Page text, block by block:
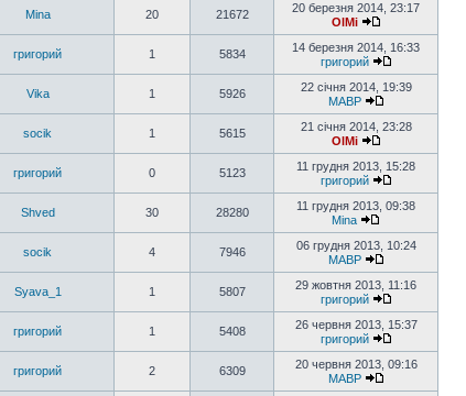
Mina 20 21672
20 березня 2014, 23:17
OlMi
григорий 1 5834
14 березня 2014, 16:33
григорий
Vika 1 5926
22 січня 2014, 19:39
MABP
socik 1 5615
21 січня 2014, 23:28
OlMi
григорий 0 5123
11 грудня 2013, 15:28
григорий
Shved 30 28280
11 грудня 2013, 09:38
Mina
socik 4 7946
06 грудня 2013, 10:24
MABP
Syava_1 1 5807
29 жовтня 2013, 11:16
григорий
григорий 1 5408
26 червня 2013, 15:37
григорий
григорий 2 6309
20 червня 2013, 09:16
MABP